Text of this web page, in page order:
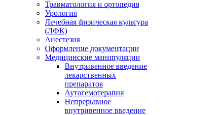
Травматология и ортопедия
Урология
Лечебная физическая культура
(ЛФК)
Анестезия
Оформление документации
Медицинские манипуляции
Внутривенное введение
лекарственных
препаратов
Аутогемотерапия
Непрерывное
внутривенное введение